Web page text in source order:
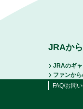
JRAか
JRAのギ
ファンか
FAQ/お問